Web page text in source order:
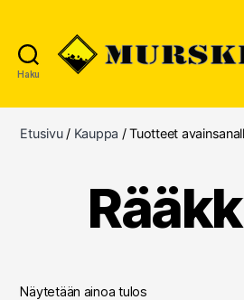
Haku
Etusivu/ Kauppa / Tuotteet
Näytetään ainoa tulos